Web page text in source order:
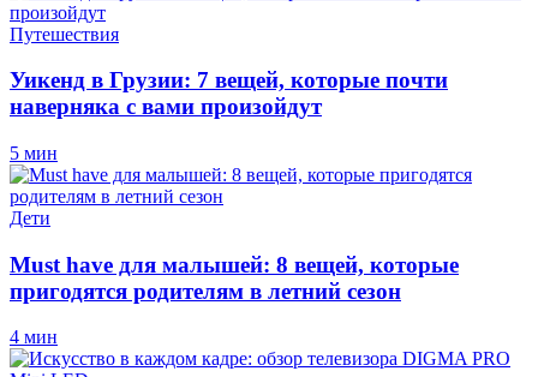
Путешествия
Уикенд в Грузии: 7 вещей, которые почти
наверняка с вами произойдут
5 мин
Дети
Must have для малышей: 8 вещей, которые
пригодятся родителям в летний сезон
4 мин